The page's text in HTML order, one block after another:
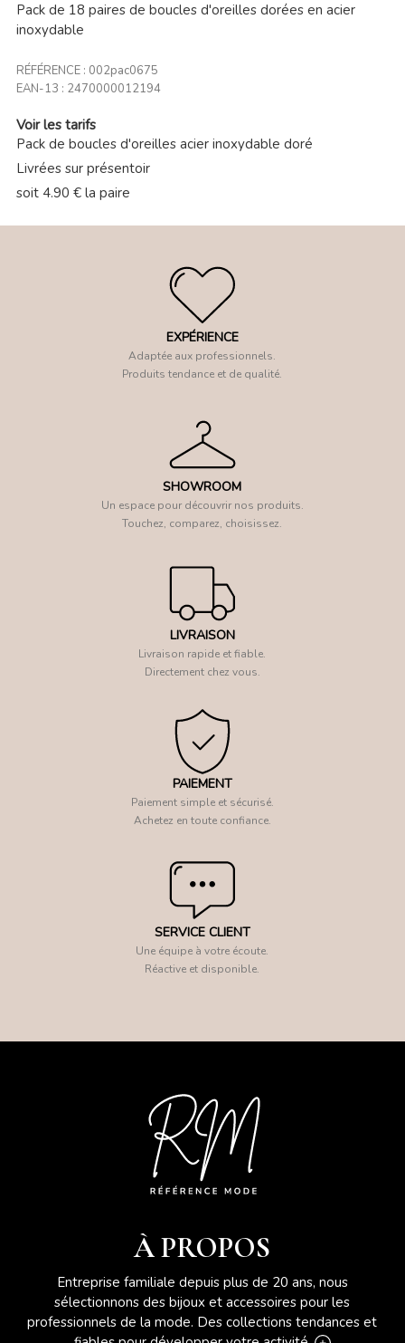
Pack de 18 paires de boucles d'oreilles dorées en acier
inoxydable
RÉFÉRENCE : 002pac0675
EAN-13 : 2470000012194
Voir les tarifs
Pack de boucles d'oreilles acier inoxydable doré
Livrées sur présentoir
soit 4.90 € la paire
EXPÉRIENCE
Adaptée aux professionnels.
Produits tendance et de qualité.
SHOWROOM
Un espace pour découvrir nos produits.
Touchez, comparez, choisissez.
LIVRAISON
Livraison rapide et fiable.
Directement chez vous.
PAIEMENT
Paiement simple et sécurisé.
Achetez en toute confiance.
SERVICE CLIENT
Une équipe à votre écoute.
Réactive et disponible.
À PROPOS
Entreprise familiale depuis plus de 20 ans, nous
sélectionnons des bijoux et accessoires pour les
professionnels de la mode. Des collections tendances et